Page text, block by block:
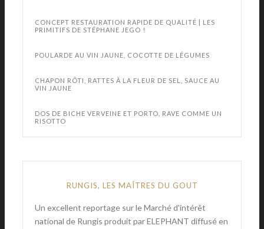
CONCEPT RESTAURATION RAPIDE DE QUALITÉ | LES
PRIMITIFS DE STÉPHANE JEGO !
POULARDE AU VIN JAUNE, COCOTTE DE LÉGUMES
CHAPON RÔTI, RATTES À LA FLEUR DE SEL, SAUCE AU
VIN JAUNE
DOS DE BICHE VERVEINE ET PORTO, RAVE COMME UN
RISOTTO
RUNGIS, LES MAÎTRES DU GOUT
Un excellent reportage sur le Marché d'intérêt
national de Rungis produit par ELEPHANT diffusé en